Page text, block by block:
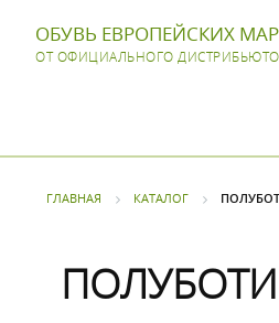
ОБУВЬ ЕВРОПЕЙСКИХ
ОТ ОФИЦИАЛЬНОГО
ГЛАВНАЯ КАТАЛОГ